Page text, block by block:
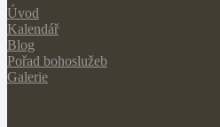
Úvod
Kalendář
Blog
Pořad bohoslužeb
Galerie